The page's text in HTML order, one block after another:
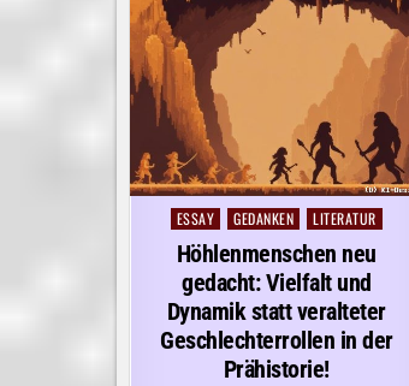
Posted
in
ESSAY GEDANKEN LITERATUR
Höhlenmenschen neu
gedacht: Vielfalt und
Dynamik statt veralteter
Geschlechterrollen in der
Prähistorie!